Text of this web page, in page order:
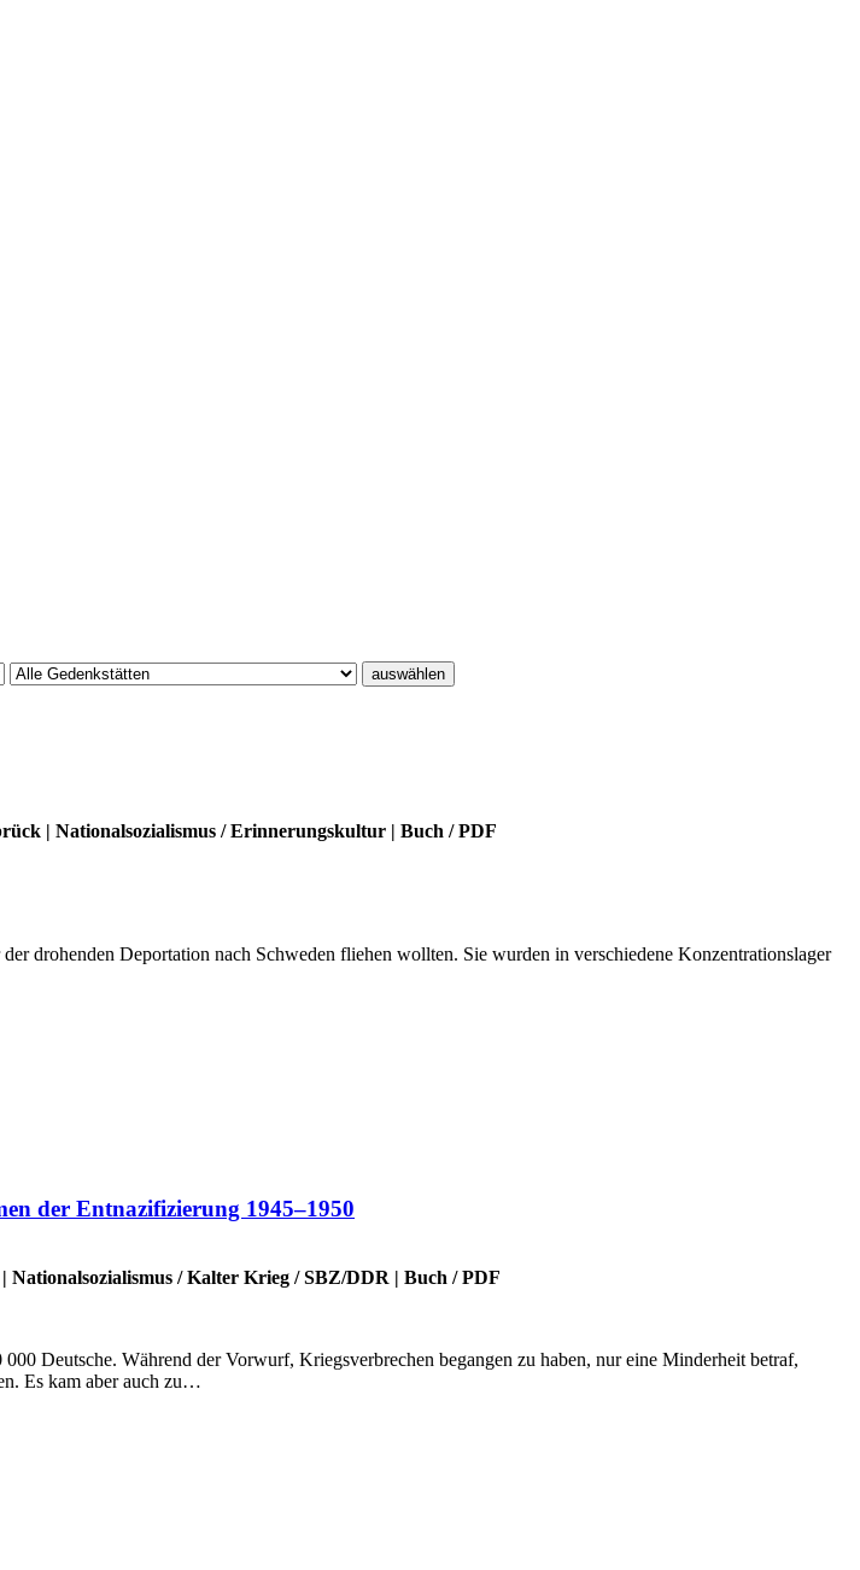
auswählen
| Nationalsozialismus /Erinnerungskultur | Buch /PDF
drohenden Deportation nach Schweden fliehen wollten. Sie wurden in verschiedene Konzentrationslager
der Entnazifizierung 1945–1950
| Nationalsozialismus /Kalter Krieg /SBZ/DDR | Buch /PDF
Deutsche. Während der Vorwurf, Kriegsverbrechen begangen zu haben, nur eine Minderheit betraf,
Es kam aber auch zu…